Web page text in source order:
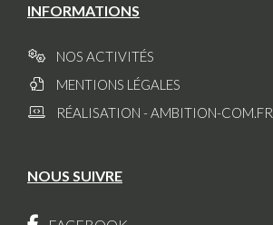
INFORMATIONS
NOS ACTIVITÉS
MENTIONS LÉGALES
RÉALISATION - AMBITION-COM.FR
NOUS SUIVRE